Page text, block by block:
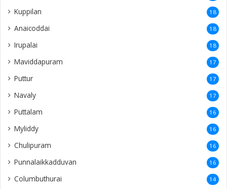
Kuppilan 18
Anaicoddai 18
Irupalai 18
Maviddapuram 17
Puttur 17
Navaly 17
Puttalam 16
Myliddy 16
Chulipuram 16
Punnalaikkadduvan 16
Columbuthurai 14